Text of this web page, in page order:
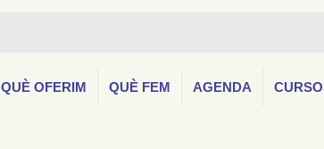
QUÈ OFERIM QUÈ FEM AGENDA